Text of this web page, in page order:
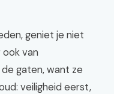
geniet je niet
ook van
gaten, want ze
veiligheid eerst,